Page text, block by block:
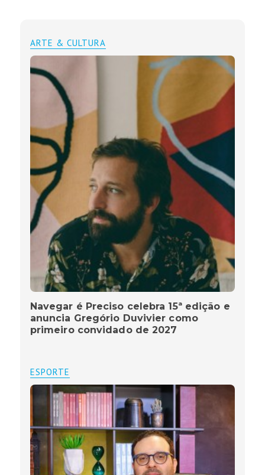
ARTE & CULTURA
Navegar é Preciso celebra 15ª edição e
anuncia Gregório Duvivier como
primeiro convidado de 2027
ESPORTE